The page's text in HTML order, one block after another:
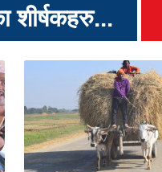
शीर्षकहरु...